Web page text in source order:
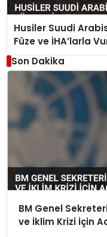
Husiler Suudi
Füze ve İHA’larla
Son Dakika
BM Genel
ve İklim Krizi İçin